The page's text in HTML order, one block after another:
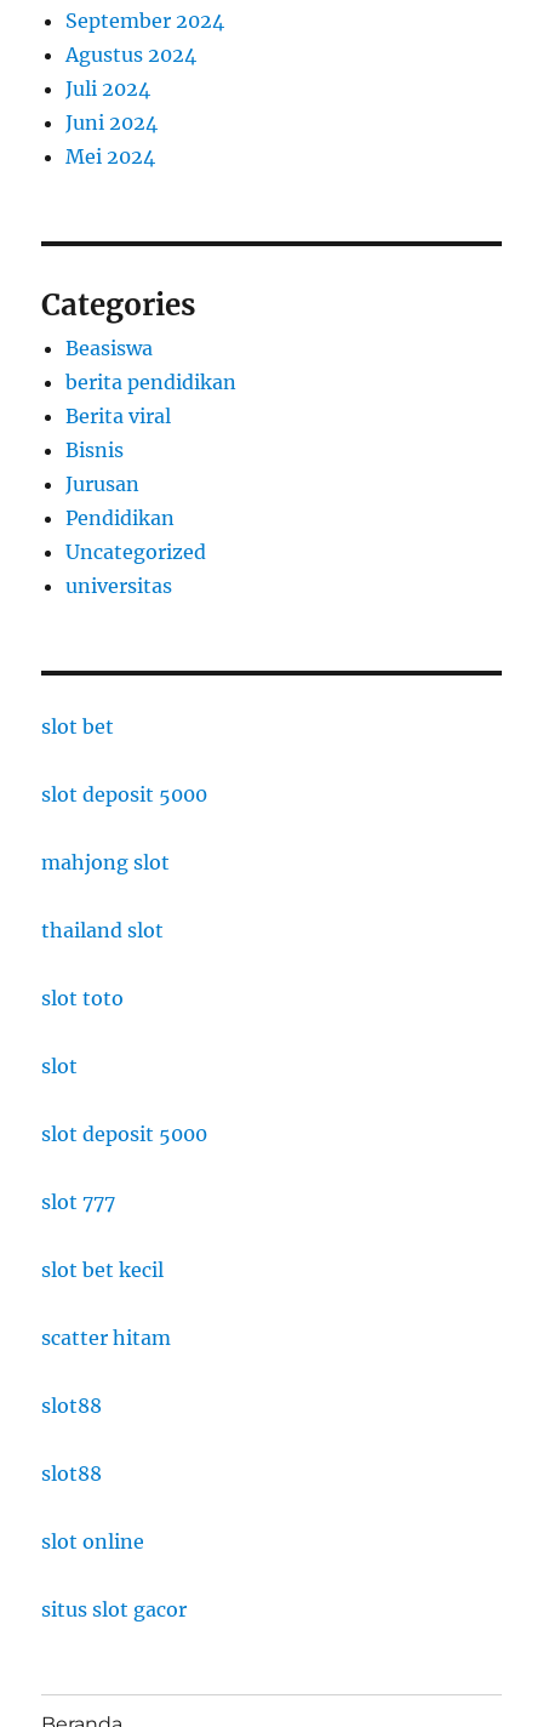
September 2024
Agustus 2024
Juli 2024
Juni 2024
Mei 2024
Categories
Beasiswa
berita pendidikan
Berita viral
Bisnis
Jurusan
Pendidikan
Uncategorized
universitas
slot bet
slot deposit 5000
mahjong slot
thailand slot
slot toto
slot
slot deposit 5000
slot 777
slot bet kecil
scatter hitam
slot88
slot88
slot online
situs slot gacor